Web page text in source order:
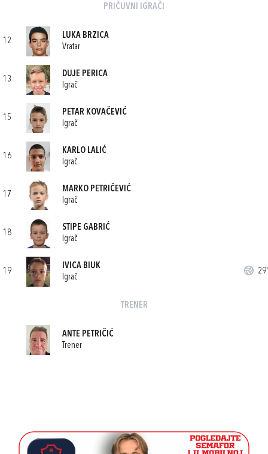
PRIČUVNI IGRAČI
12
LUKA BRZICA
Vratar
13
DUJE PERICA
Igrač
15
PETAR KOVAČEVIĆ
Igrač
16
KARLO LALIĆ
Igrač
17
MARKO PETRIČEVIĆ
Igrač
18
STIPE GABRIĆ
Igrač
19
IVICA BIUK
Igrač
29'
TRENER
ANTE PETRIČIĆ
Trener